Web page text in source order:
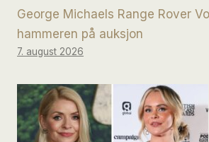
George Michaels Range Rover
hammeren på auksjon
7. august 2026